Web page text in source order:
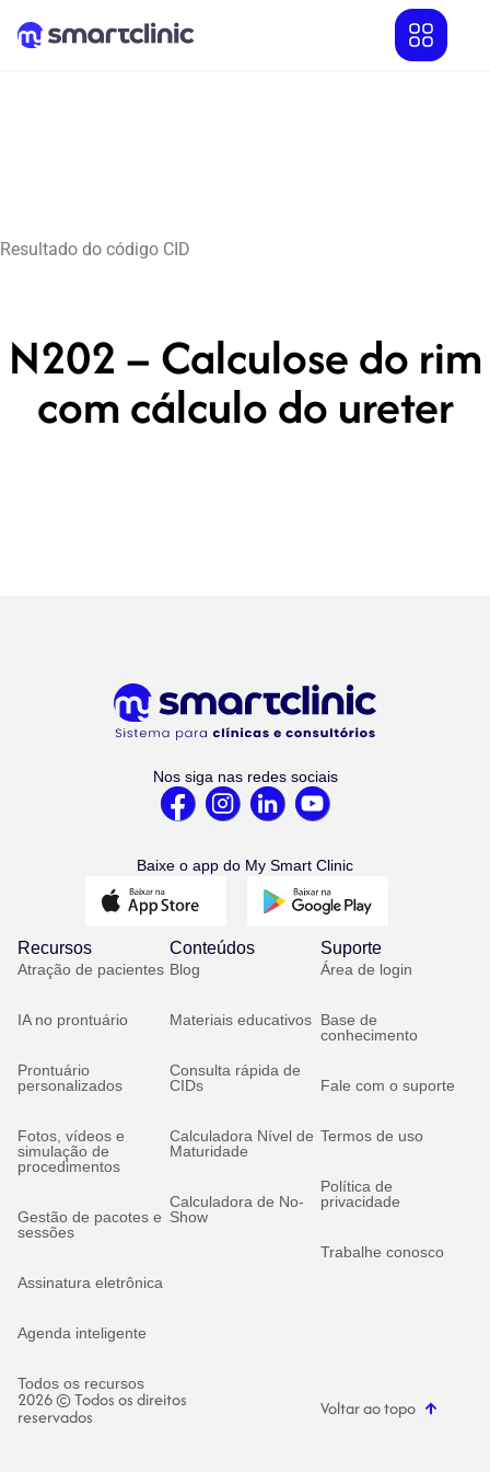
Resultado do código CID
N202 – Calculose do rim
com cálculo do ureter
Nos siga nas redes sociais
Baixe o app do My Smart Clinic
Recursos
Atração de pacientes
IA no prontuário
Prontuário
personalizados
Fotos, vídeos e
simulação de
procedimentos
Gestão de pacotes e
sessões
Assinatura eletrônica
Agenda inteligente
Todos os recursos
Conteúdos
Blog
Materiais educativos
Consulta rápida de
CIDs
Calculadora Nível de
Maturidade
Calculadora de No-
Show
Suporte
Área de login
Base de
conhecimento
Fale com o suporte
Termos de uso
Política de
privacidade
Trabalhe conosco
2026 © Todos os direitos
reservados Voltar ao topo